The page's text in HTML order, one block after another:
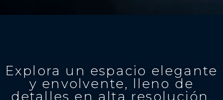
Explora un espacio elegante
y envolvente, lleno de
detalles en alta resolución,